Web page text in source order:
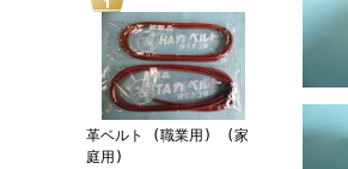
革ベルト (職業用) (家
庭用)